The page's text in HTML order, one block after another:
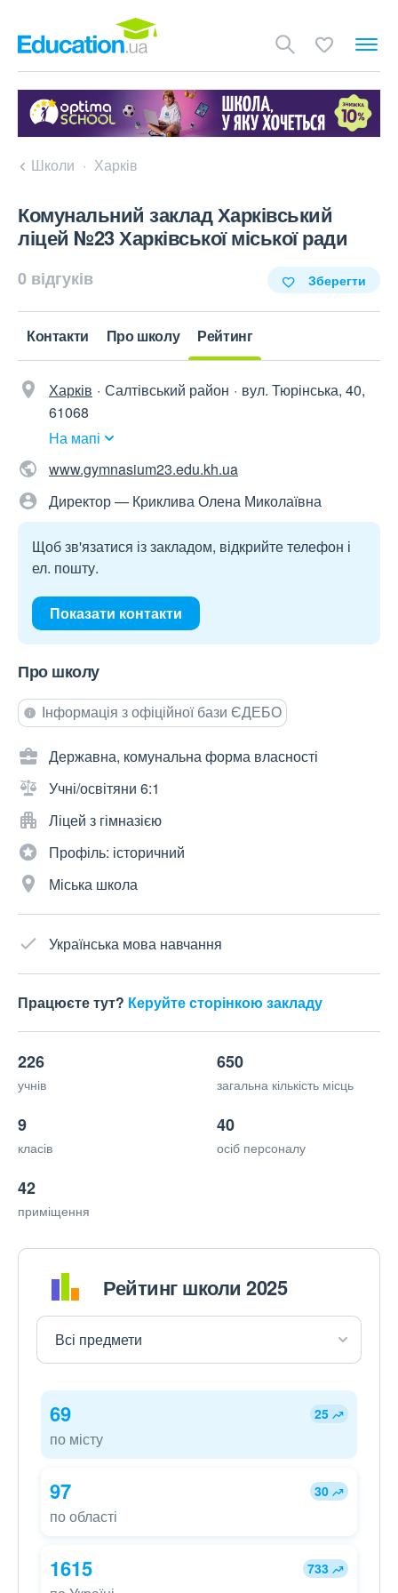
Школи Харків
Комунальний заклад Харківський
ліцей №23 Харківської міської ради
0 відгуків Зберегти
Контакти Про школу Рейтинг
Харків Салтівський район
вул. Тюрінська, 40,
61068
На мапі
www.gymnasium23.edu.kh.ua
Директор — Криклива Олена Миколаївна
Щоб зв'язатися із закладом, відкрийте телефон і
ел. пошту.
Показати контакти
Про школу
Інформація з офіційної бази ЄДЕБО
Державна, комунальна форма власності
Учні/освітяни 6:1
Ліцей з гімназією
Профіль: історичний
Міська школа
Українська мова навчання
Працюєте тут? Керуйте сторінкою закладу
226
учнів
650
загальна кількість місць
9
класів
40
осіб персоналу
42
приміщення
Рейтинг школи 2025
69 25
по місту
97 30
по області
1615 733